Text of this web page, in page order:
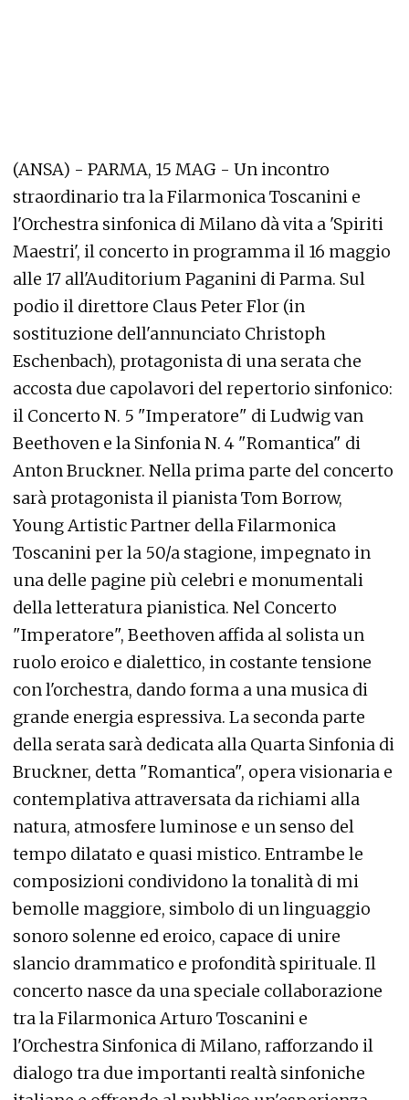
(ANSA) - PARMA, 15 MAG - Un incontro
straordinario tra la Filarmonica Toscanini e
l'Orchestra sinfonica di Milano dà vita a 'Spiriti
Maestri', il concerto in programma il 16 maggio
alle 17 all'Auditorium Paganini di Parma. Sul
podio il direttore Claus Peter Flor (in
sostituzione dell'annunciato Christoph
Eschenbach), protagonista di una serata che
accosta due capolavori del repertorio sinfonico:
il Concerto N. 5 "Imperatore" di Ludwig van
Beethoven e la Sinfonia N. 4 "Romantica" di
Anton Bruckner. Nella prima parte del concerto
sarà protagonista il pianista Tom Borrow,
Young Artistic Partner della Filarmonica
Toscanini per la 50/a stagione, impegnato in
una delle pagine più celebri e monumentali
della letteratura pianistica. Nel Concerto
"Imperatore", Beethoven affida al solista un
ruolo eroico e dialettico, in costante tensione
con l'orchestra, dando forma a una musica di
grande energia espressiva. La seconda parte
della serata sarà dedicata alla Quarta Sinfonia di
Bruckner, detta "Romantica", opera visionaria e
contemplativa attraversata da richiami alla
natura, atmosfere luminose e un senso del
tempo dilatato e quasi mistico. Entrambe le
composizioni condividono la tonalità di mi
bemolle maggiore, simbolo di un linguaggio
sonoro solenne ed eroico, capace di unire
slancio drammatico e profondità spirituale. Il
concerto nasce da una speciale collaborazione
tra la Filarmonica Arturo Toscanini e
l'Orchestra Sinfonica di Milano, rafforzando il
dialogo tra due importanti realtà sinfoniche